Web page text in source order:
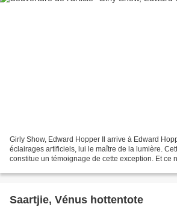
Girly Show, Edward Hopper Il arrive à Edward
éclairages artificiels, lui le maître de la lumière.
constitue un témoignage de cette exception. Et ce
Saartjie, Vénus hottentote